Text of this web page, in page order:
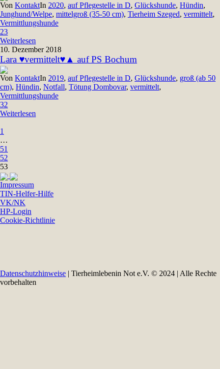
Von KontaktIn 2020, auf Pflegestelle in D, Glückshunde, Hündin,
Junghund/Welpe, mittelgroß (35-50 cm), Tierheim Szeged, vermittelt,
Vermittlungshunde
23
Weiterlesen
10. Dezember 2018
Lara ♥vermittelt♥▲ auf PS Bochum
Von KontaktIn 2019, auf Pflegestelle in D, Glückshunde, groß (ab 50
cm), Hündin, Notfall, Tötung Dombovar, vermittelt,
Vermittlungshunde
32
Weiterlesen
1
…
51
52
53
Impressum
TIN-Helfer-Hilfe
VK/NK
HP-Login
Cookie-Richtlinie
Datenschutzhinweise | Tierheimlebenin Not e.V. © 2024 | Alle Rechte
vorbehalten